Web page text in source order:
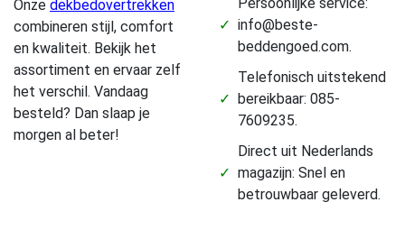
Onze dekbedovertrekken
combineren stijl, comfort
en kwaliteit. Bekijk het
assortiment en ervaar zelf
het verschil. Vandaag
besteld? Dan slaap je
morgen al beter!
✓ info@beste-
beddengoed.com.
✓
Telefonisch uitstekend
bereikbaar: 085-
7609235.
✓
Direct uit Nederlands
magazijn: Snel en
betrouwbaar geleverd.